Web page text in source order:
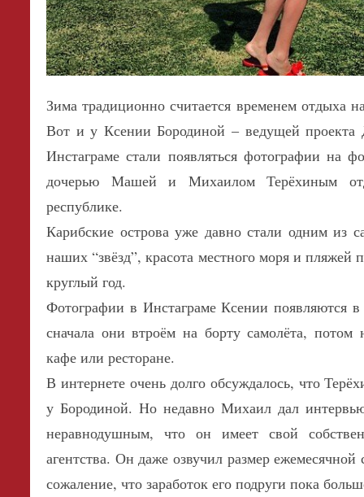
Зима традиционно считается временем отдыха
Вот и у Ксении Бородиной – ведущей
Инстаграме стали появляться фотографии на
дочерью Машей и Михаилом Терёхиным
республике.
Карибские острова уже давно стали одним из
наших “звёзд”, красота местного моря и пляжей
круглый год.
Фотографии в Инстаграме Ксении появляются в
сначала они втроём на борту самолёта,
кафе или ресторане.
В интернете очень долго обсуждалось, что
у Бородиной. Но недавно Михаил дал
неравнодушным, что он имеет свой
агентства. Он даже озвучил размер
сожаление, что заработок его подруги пока